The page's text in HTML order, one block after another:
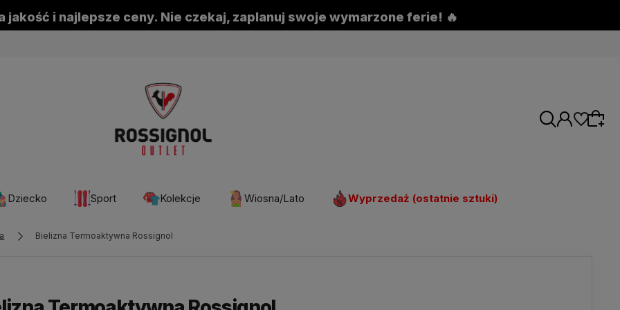
jakość i najlepsze ceny. Nie czekaj, zaplanuj swoje wymarzone ferie! 🔥
Dziecko Sport Kolekcje Wiosna/Lato Wyprzedaż (ostatnie sztuki)
Bielizna Termoaktywna Rossignol